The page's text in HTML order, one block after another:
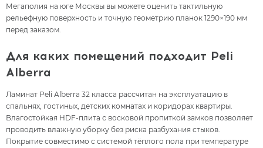
Мегаполия на юге Москвы вы можете оценить тактильную
рельефную поверхность и точную геометрию планок 1290×190 мм
перед заказом.
Для каких помещений подходит Peli
Alberra
Ламинат Peli Alberra 32 класса рассчитан на эксплуатацию в
спальнях, гостиных, детских комнатах и коридорах квартиры.
Влагостойкая HDF-плита с восковой пропиткой замков позволяет
проводить влажную уборку без риска разбухания стыков.
Покрытие совместимо с системой тёплого пола при температуре